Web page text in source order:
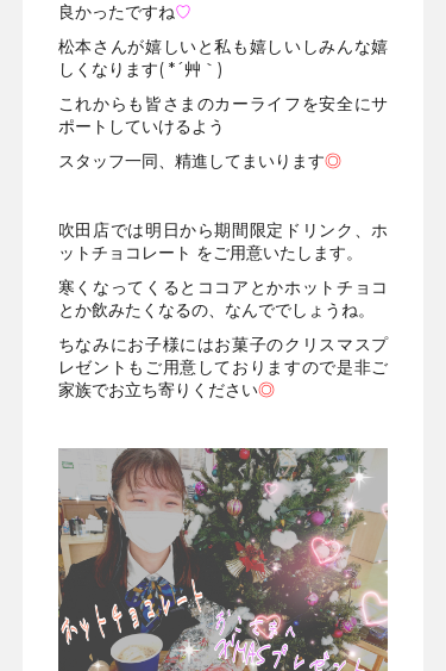
良かったですね♡
松本さんが嬉しいと私も嬉しいしみんな嬉
しくなります( *´艸｀)
これからも皆さまのカーライフを安全にサ
ポートしていけるよう
スタッフ一同、精進してまいります◎
吹田店では明日から期間限定ドリンク、ホ
ットチョコレート をご用意いたします。
寒くなってくるとココアとかホットチョコ
とか飲みたくなるの、なんででしょうね。
ちなみにお子様にはお菓子のクリスマスプ
レゼントもご用意しておりますので是非ご
家族でお立ち寄りください◎